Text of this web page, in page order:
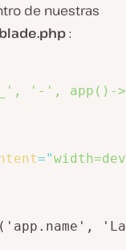
de nuestras
:
'-', app()-
="